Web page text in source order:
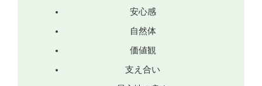
安心感
自然体
価値観
支え合い